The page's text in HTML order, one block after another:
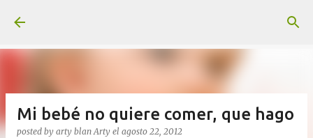
Mi bebé no quiere comer, que hago
posted by arty blanArty el agosto 22, 2012